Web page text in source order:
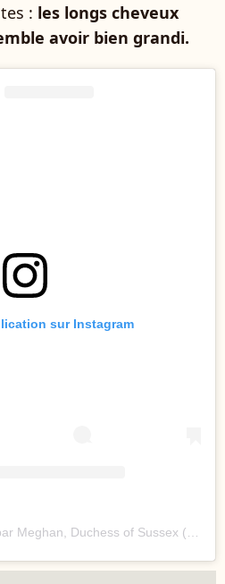
: les longs cheveux
avoir bien grandi.
sur Instagram